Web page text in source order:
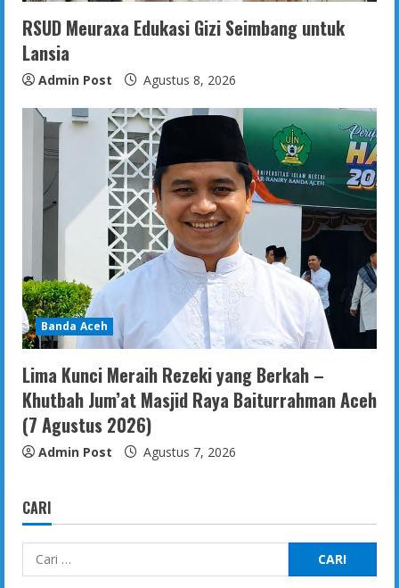
RSUD Meuraxa Edukasi Gizi Seimbang untuk
Lansia
Admin Post Agustus 8, 2026
Banda Aceh
Lima Kunci Meraih Rezeki yang Berkah –
Khutbah Jum’at Masjid Raya Baiturrahman Aceh
(7 Agustus 2026)
Admin Post Agustus 7, 2026
CARI
Cari
untuk: